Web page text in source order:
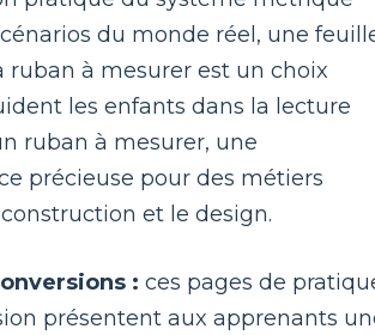
du monde réel, une
ruban à mesurer est un choix
les enfants dans la lecture
ruban à mesurer, une
précieuse pour des métiers
et le design.
: ces pages de
présentent aux apprenants